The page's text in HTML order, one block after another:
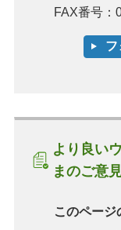
FAX番号：
より良い
まのご意
このページ